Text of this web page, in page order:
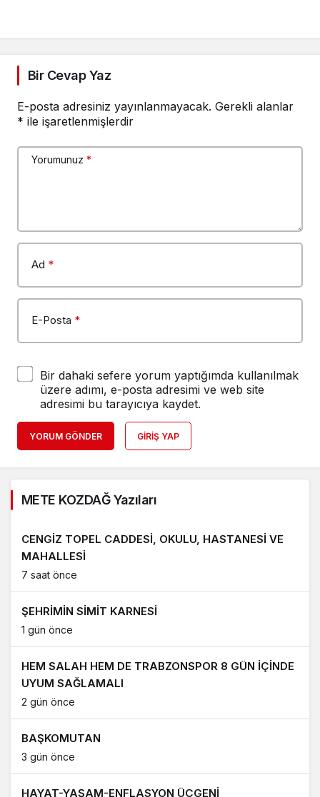
Bir Cevap Yaz
E-posta adresiniz yayınlanmayacak. Gerekli alanlar
* ile işaretlenmişlerdir
Yorumunuz *
Ad *
E-Posta *
Bir dahaki sefere yorum yaptığımda kullanılmak
üzere adımı, e-posta adresimi ve web site
adresimi bu tarayıcıya kaydet.
YORUM GÖNDER GIRIŞ YAP
METE KOZDAĞ Yazıları
CENGİZ TOPEL CADDESİ, OKULU, HASTANESİ VE
MAHALLESİ
7 saat önce
ŞEHRİMİN SİMİT KARNESİ
1 gün önce
HEM SALAH HEM DE TRABZONSPOR 8 GÜN İÇİNDE
UYUM SAĞLAMALI
2 gün önce
BAŞKOMUTAN
3 gün önce
HAYAT-YAŞAM-ENFLASYON ÜÇGENİ